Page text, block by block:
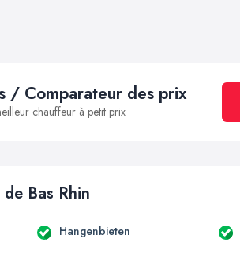
/ Comparateur des prix
chauffeur à petit prix
Bas Rhin
Hangenbieten